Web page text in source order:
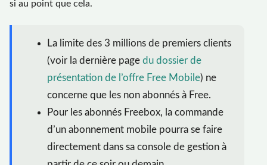
si au point que cela.
La limite des 3 millions de premiers clients
(voir la dernière pagedu dossier de
présentation de l’offre Free Mobile) ne
concerne que les non abonnés à Free.
Pour les abonnés Freebox, la commande
d’un abonnement mobile pourra se faire
directement dans sa console de gestion à